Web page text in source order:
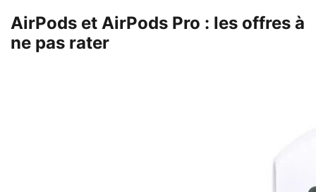
AirPods et AirPods Pro : les offres à
ne pas rater